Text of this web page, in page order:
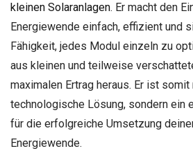
kleinen Solaranlagen. Er macht den
Energiewende einfach, effizient und
Fähigkeit, jedes Modul einzeln zu
aus kleinen und teilweise
maximalen Ertrag heraus. Er ist somit
technologische Lösung, sondern ein
für die erfolgreiche Umsetzung
Energiewende.